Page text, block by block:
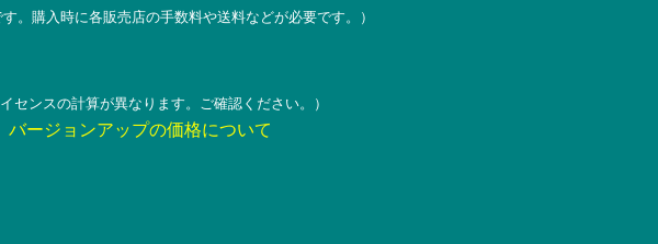
。購入時に各販売店の手数料や送料などが必要です。）
センスの計算が異なります。ご確認ください。）
バージョンアップの価格について